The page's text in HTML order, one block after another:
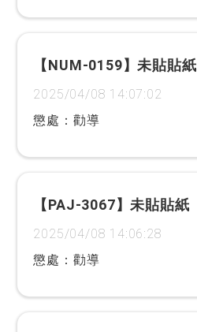
【NUM-0159】未貼貼紙
2025/04/08 14:07:02
懲處：勸導
【PAJ-3067】未貼貼紙
2025/04/08 14:06:28
懲處：勸導